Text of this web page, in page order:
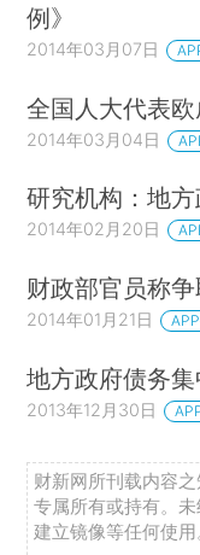
例》
2014年03月07日
全国人大代表
2014年03月04日
研究机构：地
2014年02月20日
财政部官员称
2014年01月21日
地方政府债务
2013年12月30日
财新网所刊载内容
专属所有或持有。
建立镜像等任何使用